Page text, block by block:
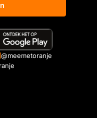
@meemetoranje